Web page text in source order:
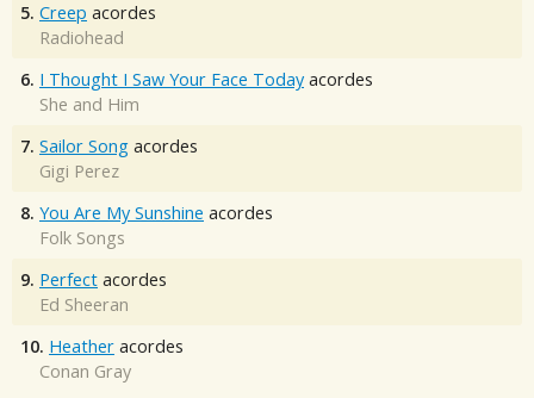
5. Creep acordes
Radiohead
6. I Thought I Saw Your Face Today acordes
She and Him
7. Sailor Song acordes
Gigi Perez
8. You Are My Sunshine acordes
Folk Songs
9. Perfect acordes
Ed Sheeran
10. Heather acordes
Conan Gray